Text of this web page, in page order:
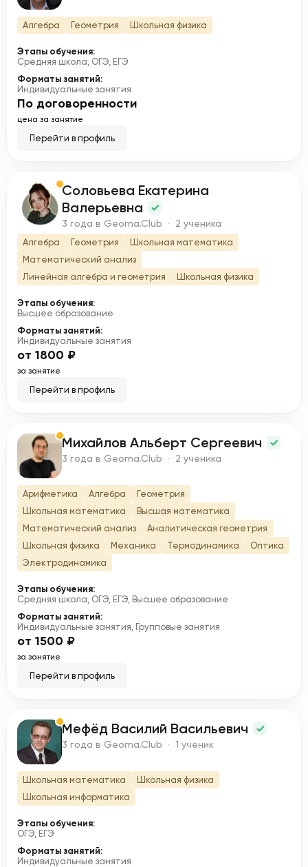
Алгебра Геометрия Школьная физика
Этапы обучения:
Средняя школа, ОГЭ, ЕГЭ
Форматы занятий:
Индивидуальные занятия
По договоренности
цена за занятие
Перейти в профиль
С Соловьева Екатерина
Валерьевна
3 года в Geoma.Club · 2 ученика
Алгебра Геометрия
Школьная математика
Математический анализ
Линейная алгебра и геометрия
Школьная физика
Этапы обучения:
Высшее образование
Форматы занятий:
Индивидуальные занятия
от 1800 ₽
за занятие
Перейти в профиль
М Михайлов Альберт Сергеевич
3 года в Geoma.Club · 2 ученика
Арифметика Алгебра
Геометрия
Школьная математика
Высшая математика
Математический анализ
Аналитическая геометрия
Школьная физика
Механика Термодинамика
Оптика
Электродинамика
Этапы обучения:
Средняя школа, ОГЭ, ЕГЭ, Высшее образование
Форматы занятий:
Индивидуальные занятия, Групповые занятия
от 1500 ₽
за занятие
Перейти в профиль
М Мефёд Василий Васильевич
3 года в Geoma.Club · 1 ученик
Школьная математика
Школьная физика
Школьная информатика
Этапы обучения:
ОГЭ, ЕГЭ
Форматы занятий:
Индивидуальные занятия